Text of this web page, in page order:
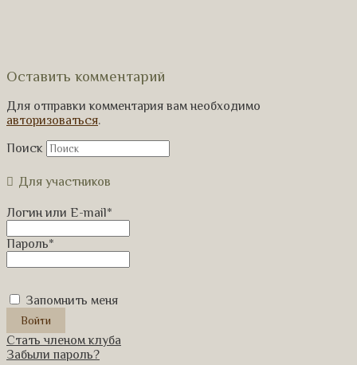
Оставить комментарий
Для отправки комментария вам необходимо
авторизоваться.
Поиск
Для участников
Логин или E-mail*
Пароль*
Запомнить меня
Стать членом клуба
Забыли пароль?